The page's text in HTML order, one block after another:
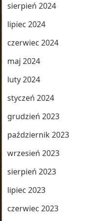
sierpień 2024
lipiec 2024
czerwiec 2024
maj 2024
luty 2024
styczeń 2024
grudzień 2023
październik 2023
wrzesień 2023
sierpień 2023
lipiec 2023
czerwiec 2023